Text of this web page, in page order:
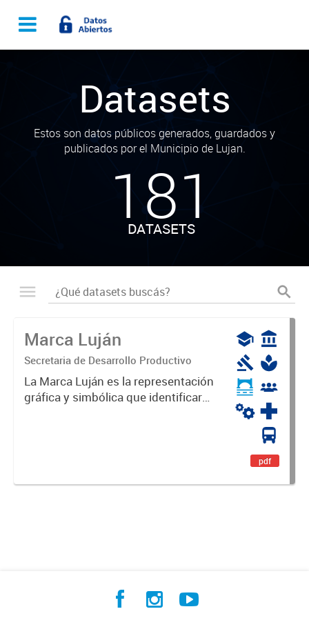
Datasets
Estos son datos públicos generados, guardados y
publicados por el Municipio de Lujan.
181
DATASETS
Marca Luján
Secretaria de Desarrollo Productivo
La Marca Luján es la representación
gráfica y simbólica que identificará
pdf